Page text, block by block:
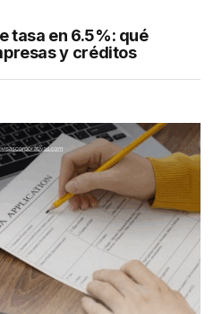
tasa en 6.5%: qué
y créditos